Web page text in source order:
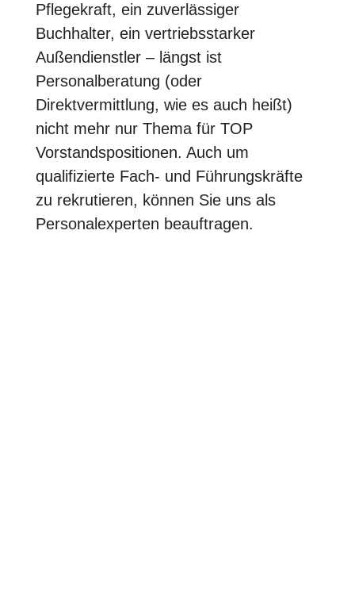
Pflegekraft, ein zuverlässiger
Buchhalter, ein vertriebsstarker
Außendienstler – längst ist
Personalberatung (oder
Direktvermittlung, wie es auch heißt)
nicht mehr nur Thema für TOP
Vorstandspositionen. Auch um
qualifizierte Fach- und Führungskräfte
zu rekrutieren, können Sie uns als
Personalexperten beauftragen.